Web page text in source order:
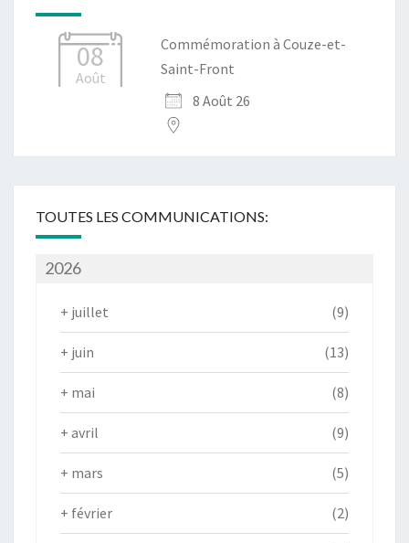
08
Août
Commémoration à Couze-et-
Saint-Front
8 Août 26
TOUTES LES COMMUNICATIONS:
2026
+ juillet (9)
+ juin (13)
+ mai (8)
+ avril (9)
+ mars (5)
+ février (2)